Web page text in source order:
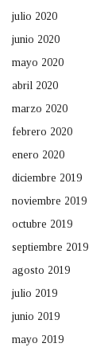
julio 2020
junio 2020
mayo 2020
abril 2020
marzo 2020
febrero 2020
enero 2020
diciembre 2019
noviembre 2019
octubre 2019
septiembre 2019
agosto 2019
julio 2019
junio 2019
mayo 2019